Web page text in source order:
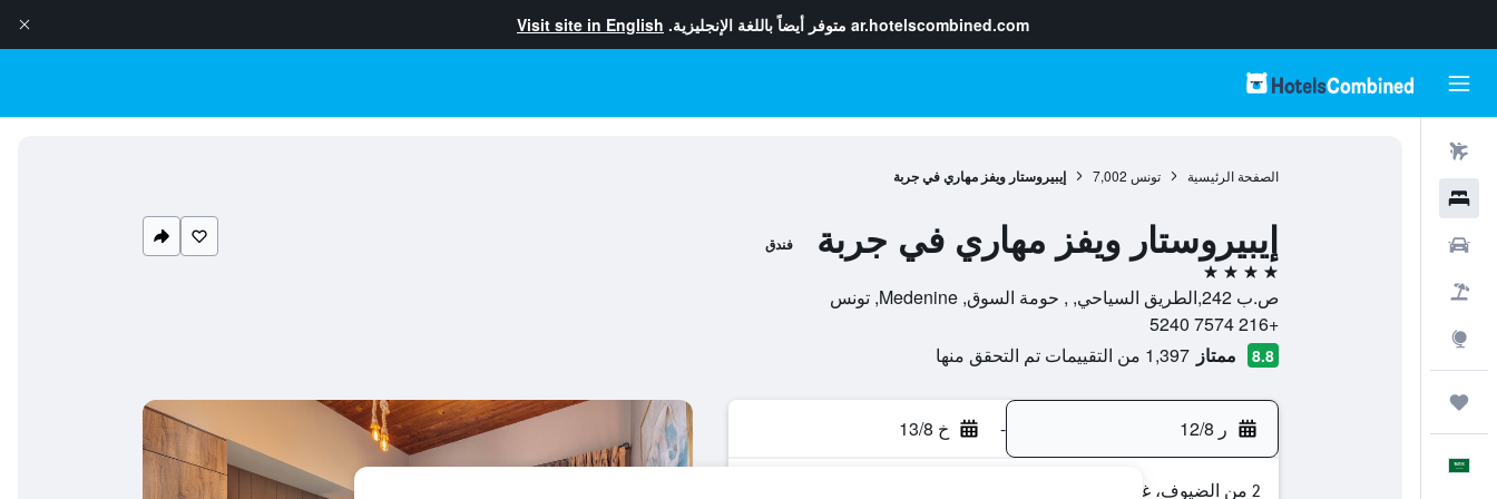
ar.hotelscombined.com متوفر أيضاً باللغة الإنجليزية. Visit site in English
الصفحة الرئيسية تونس 7,002 إيبيروستار ويفز مهاري في جربة
إيبيروستار ويفز مهاري في جربة فندق
4 نجوم
ص.ب 242,الطريق السياحي, , حومة السوق, Medenine, تونس
+216 7574 5240
8.8 ممتاز 1,397 من التقييمات تم التحقق منها
ر 12/8 - خ 13/8
2 من الضيوف، غرفة واحدة